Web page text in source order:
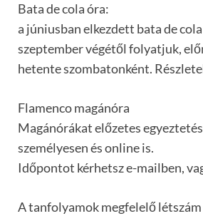
Bata de cola óra:
a júniusban elkezdett bata de
szeptember végétől folyatjuk,
hetente szombatonként.
Flamenco magánóra
Magánórákat előzetes
személyesen és online is.
Időpontot kérhetsz e-mailben,
A tanfolyamok megfelelő létszám